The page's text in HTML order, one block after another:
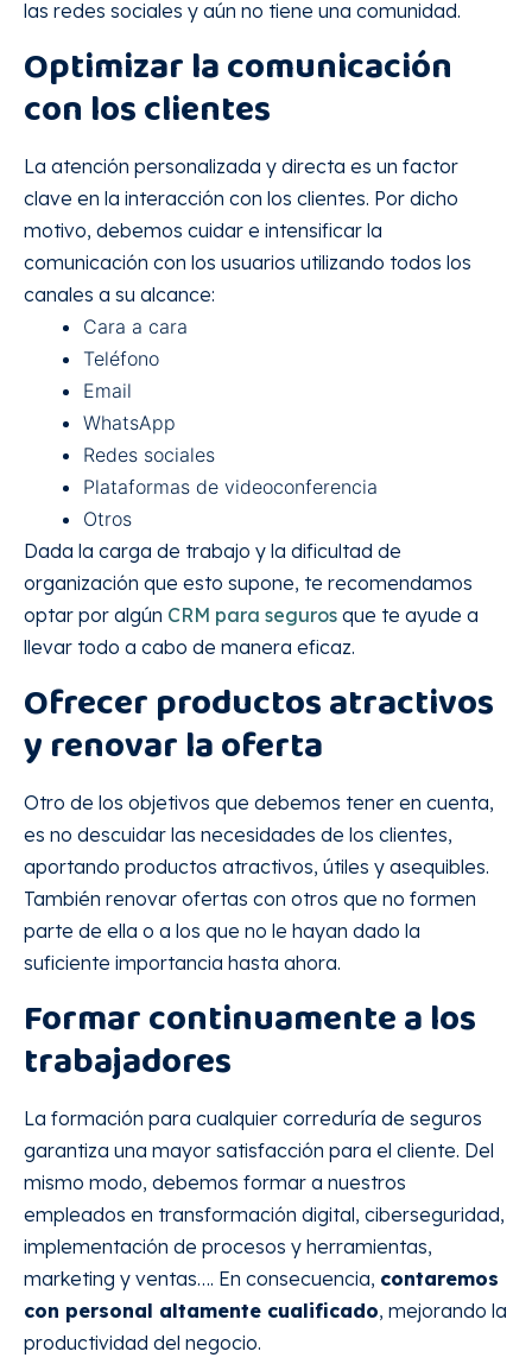
las redes sociales y aún no tiene una comunidad.
Optimizar la comunicación
con los clientes
La atención personalizada y directa es un factor
clave en la interacción con los clientes. Por dicho
motivo, debemos cuidar e intensificar la
comunicación con los usuarios utilizando todos los
canales a su alcance:
Cara a cara
Teléfono
Email
WhatsApp
Redes sociales
Plataformas de videoconferencia
Otros
Dada la carga de trabajo y la dificultad de
organización que esto supone, te recomendamos
optar por algún CRM para seguros que te ayude a
llevar todo a cabo de manera eficaz.
Ofrecer productos atractivos
y renovar la oferta
Otro de los objetivos que debemos tener en cuenta,
es no descuidar las necesidades de los clientes,
aportando productos atractivos, útiles y asequibles.
También renovar ofertas con otros que no formen
parte de ella o a los que no le hayan dado la
suficiente importancia hasta ahora.
Formar continuamente a los
trabajadores
La formación para cualquier correduría de seguros
garantiza una mayor satisfacción para el cliente. Del
mismo modo, debemos formar a nuestros
empleados en transformación digital, ciberseguridad,
implementación de procesos y herramientas,
marketing y ventas…. En consecuencia, contaremos
con personal altamente cualificado, mejorando la
productividad del negocio.